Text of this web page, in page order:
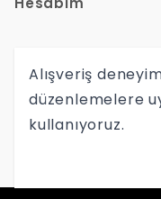
Alışveriş
düzenlemelere
kullanıyoruz.
Yardım
Hypetr Tekstil